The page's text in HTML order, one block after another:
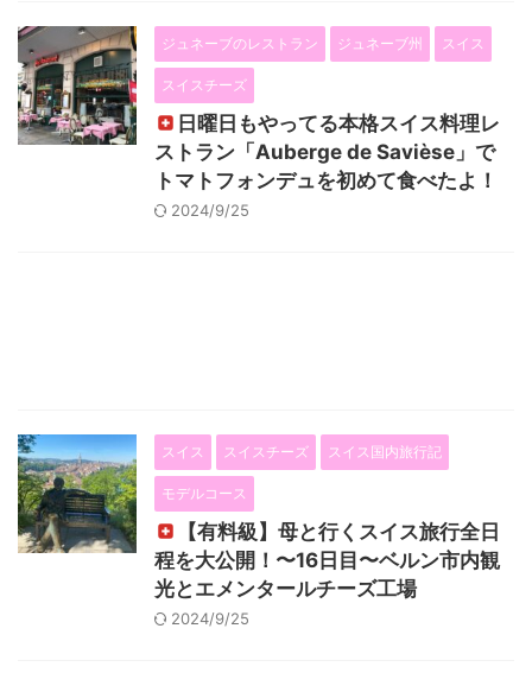
ジュネーブのレストラン ジュネーブ州 スイス
スイスチーズ
日曜日もやってる本格スイス料理レ
ストラン「Auberge de Savièse」で
トマトフォンデュを初めて食べたよ！
2024/9/25
スイス スイスチーズ スイス国内旅行記
モデルコース
【有料級】母と行くスイス旅行全日
程を大公開！〜16日目〜ベルン市内観
光とエメンタールチーズ工場
2024/9/25